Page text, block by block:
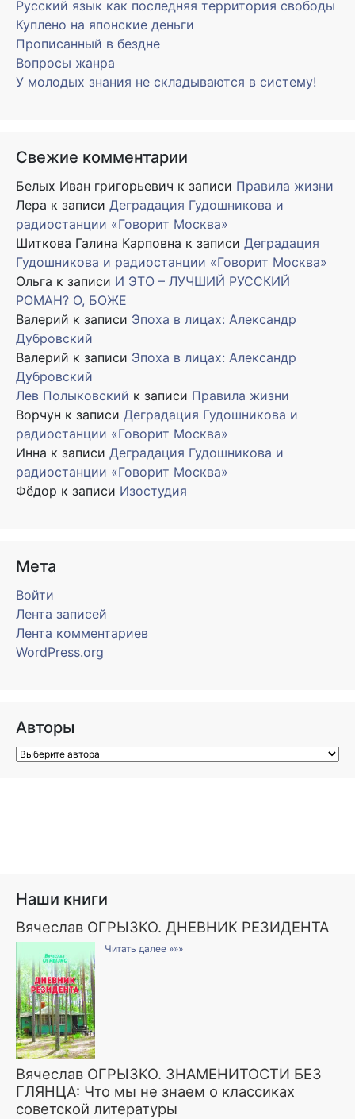
Русский язык как последняя территория свободы
Куплено на японские деньги
Прописанный в бездне
Вопросы жанра
У молодых знания не складываются в систему!
Свежие комментарии
Белых Иван григорьевич к записи Правила жизни
Лера к записи Деградация Гудошникова и
радиостанции «Говорит Москва»
Шиткова Галина Карповна к записи Деградация
Гудошникова и радиостанции «Говорит Москва»
Ольга к записи И ЭТО – ЛУЧШИЙ РУССКИЙ
РОМАН? О, БОЖЕ
Валерий к записи Эпоха в лицах: Александр
Дубровский
Валерий к записи Эпоха в лицах: Александр
Дубровский
Лев Полыковский к записи Правила жизни
Ворчун к записи Деградация Гудошникова и
радиостанции «Говорит Москва»
Инна к записи Деградация Гудошникова и
радиостанции «Говорит Москва»
Фёдор к записи Изостудия
Мета
Войти
Лента записей
Лента комментариев
WordPress.org
Авторы
Наши книги
Вячеслав ОГРЫЗКО. ДНЕВНИК РЕЗИДЕНТА
Читать далее »»»
Вячеслав ОГРЫЗКО. ЗНАМЕНИТОСТИ БЕЗ
ГЛЯНЦА: Что мы не знаем о классиках
советской литературы